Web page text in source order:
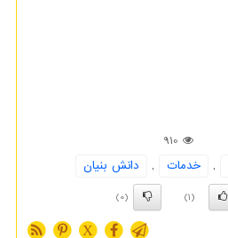
910
, خدمات ,
دانش بنیان
(1)
(0)
X